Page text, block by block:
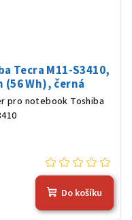
Tecra M11-S3410,
(56 Wh), černá
pro notebook Toshiba
Do košíku